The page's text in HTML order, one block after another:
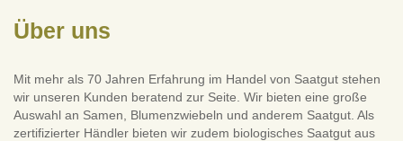
Über uns
Mit mehr als 70 Jahren Erfahrung im Handel von Saatgut stehen
wir unseren Kunden beratend zur Seite. Wir bieten eine große
Auswahl an Samen, Blumenzwiebeln und anderem Saatgut. Als
zertifizierter Händler bieten wir zudem biologisches Saatgut aus